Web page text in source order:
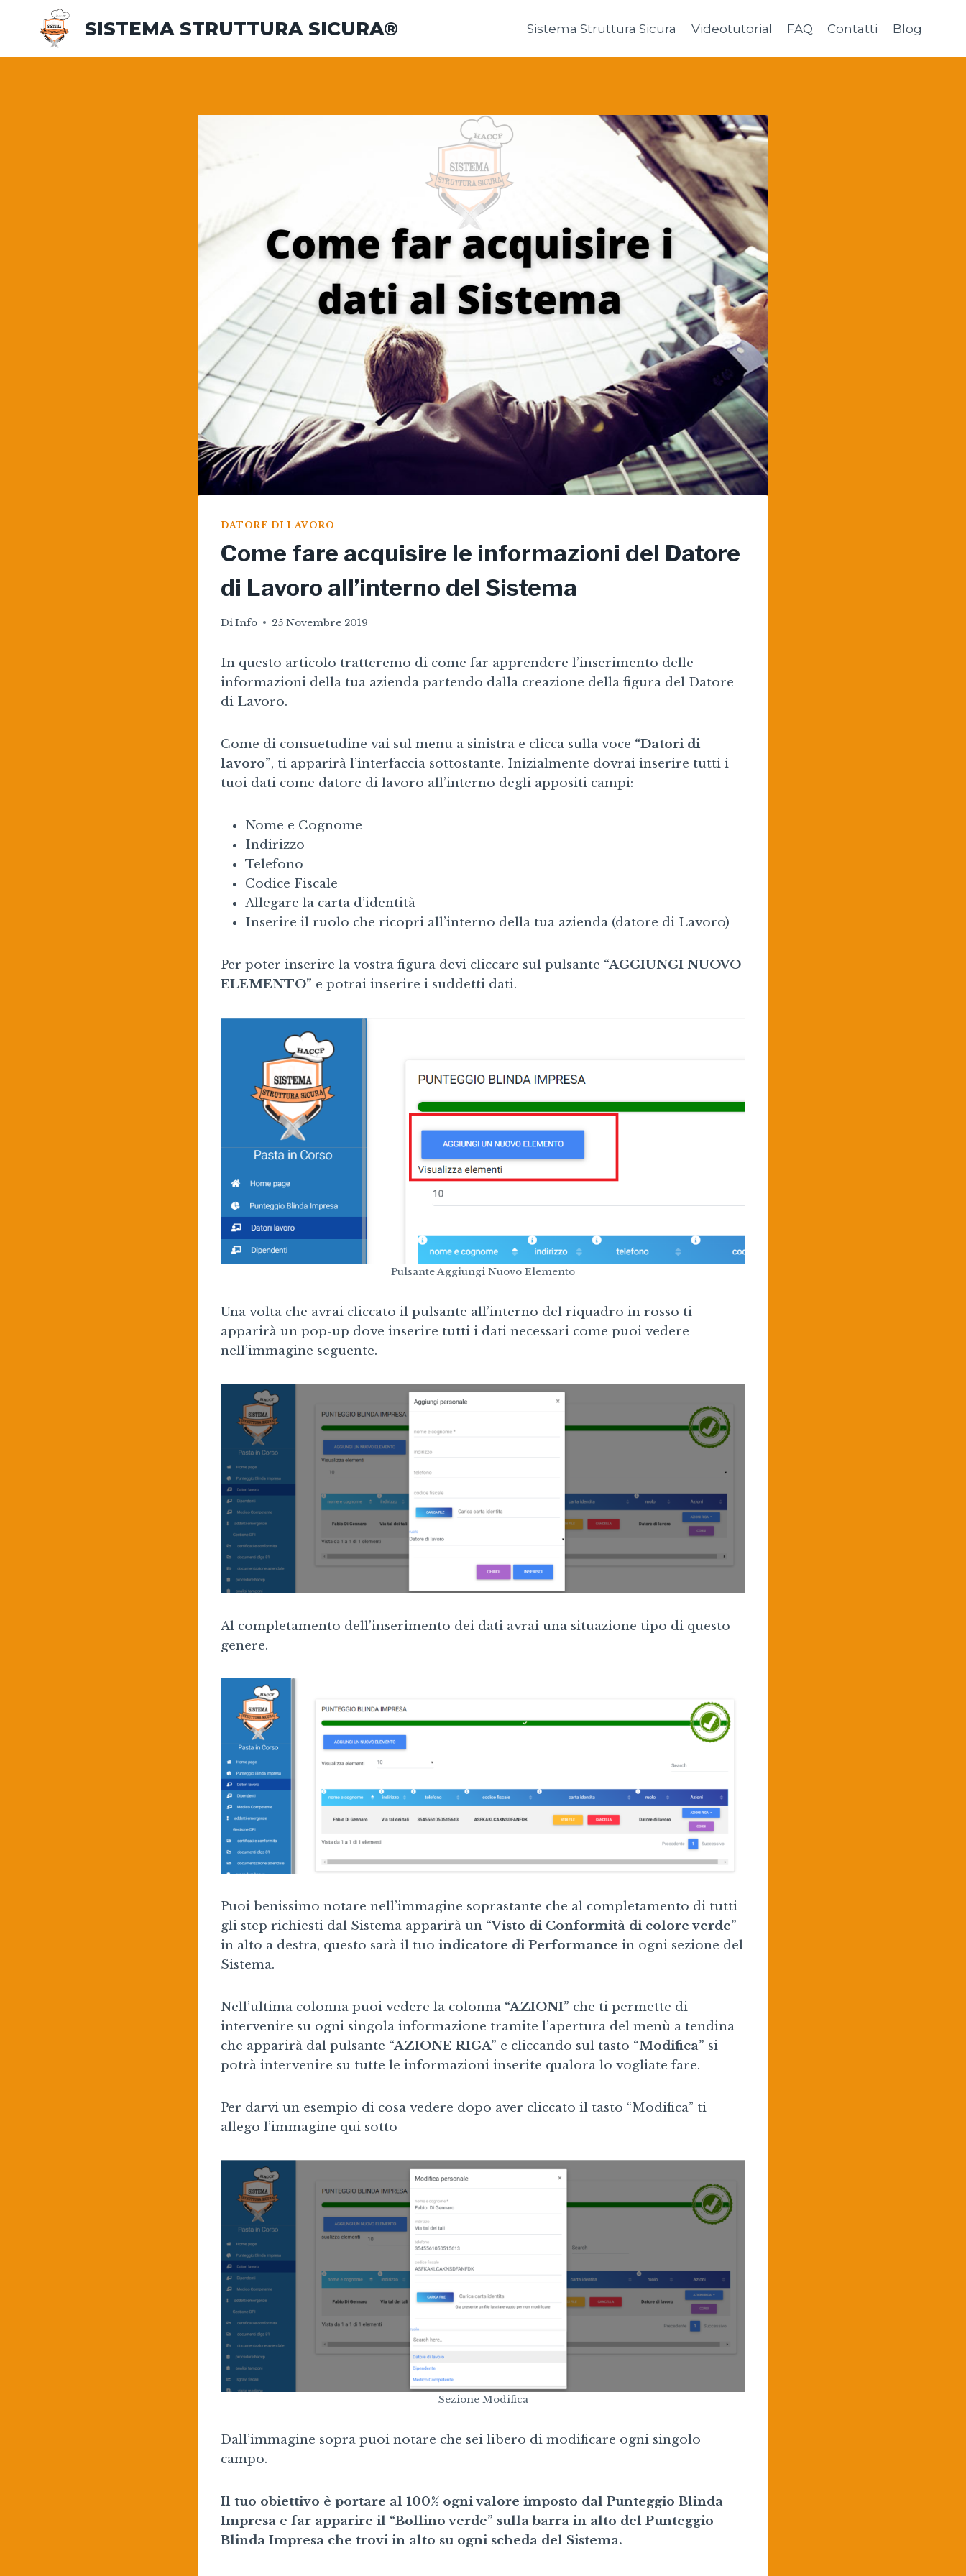
contenuto
SISTEMA STRUTTURA SICURA® Sistema Struttura Sicura Videotutorial FAQ Contatti Blog
DATORE DI LAVORO
Come fare acquisire le informazioni del Datore
di Lavoro all’interno del Sistema
DiInfo 25 Novembre 2019
In questo articolo tratteremo di come far apprendere l’inserimento delle
informazioni della tua azienda partendo dalla creazione della figura del Datore
di Lavoro.
Come di consuetudine vai sul menu a sinistra e clicca sulla voce “Datori di
lavoro”, ti apparirà l’interfaccia sottostante. Inizialmente dovrai inserire tutti i
tuoi dati come datore di lavoro all’interno degli appositi campi:
Nome e Cognome
Indirizzo
Telefono
Codice Fiscale
Allegare la carta d’identità
Inserire il ruolo che ricopri all’interno della tua azienda (datore di Lavoro)
Per poter inserire la vostra figura devi cliccare sul pulsante “AGGIUNGI NUOVO
ELEMENTO” e potrai inserire i suddetti dati.
Pulsante Aggiungi Nuovo Elemento
Una volta che avrai cliccato il pulsante all’interno del riquadro in rosso ti
apparirà un pop-up dove inserire tutti i dati necessari come puoi vedere
nell’immagine seguente.
Al completamento dell’inserimento dei dati avrai una situazione tipo di questo
genere.
Puoi benissimo notare nell’immagine soprastante che al completamento di tutti
gli step richiesti dal Sistema apparirà un “Visto di Conformità di colore verde”
in alto a destra, questo sarà il tuo indicatore di Performance in ogni sezione del
Sistema.
Nell’ultima colonna puoi vedere la colonna “AZIONI” che ti permette di
intervenire su ogni singola informazione tramite l’apertura del menù a tendina
che apparirà dal pulsante “AZIONE RIGA” e cliccando sul tasto “Modifica” si
potrà intervenire su tutte le informazioni inserite qualora lo vogliate fare.
Per darvi un esempio di cosa vedere dopo aver cliccato il tasto “Modifica” ti
allego l’immagine qui sotto
Sezione Modifica
Dall’immagine sopra puoi notare che sei libero di modificare ogni singolo
campo.
Il tuo obiettivo è portare al 100% ogni valore imposto dal Punteggio Blinda
Impresa e far apparire il “Bollino verde” sulla barra in alto del Punteggio
Blinda Impresa che trovi in alto su ogni scheda del Sistema.